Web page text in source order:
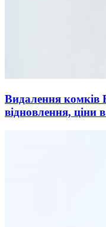
Видалення комків
відновлення, ціни